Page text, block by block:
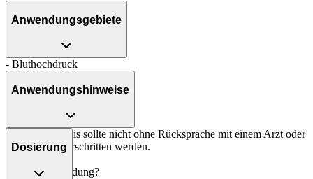
Anwendungsgebiete
- Bluthochdruck
Anwendungshinweise
Die Gesamtdosis sollte nicht ohne Rücksprache mit einem Arzt oder
Apotheker überschritten werden.
Art der Anwendung?
Dosierung